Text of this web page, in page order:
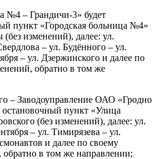
№4 – Грандичи-3» будет
пункт «Городская больница №4»
изменений), далее: ул.
– ул. Будённого – ул.
– ул. Дзержинского и далее по
обратно в том же
– Заводоуправление ОАО «Гродно
остановочный пункт «Улица
(без изменений), далее: ул.
– ул. Тимирязева – ул.
и далее по своему
в том же направлении;